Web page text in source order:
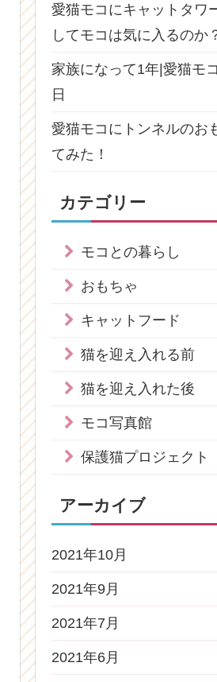
愛猫モコにキャットタワ
してモコは気に入るのか
家族になって1年|愛猫モ
日
愛猫モコにトンネルのお
てみた！
カテゴリー
モコとの暮らし
おもちゃ
キャットフード
猫を迎え入れる前
猫を迎え入れた後
モコ写真館
保護猫プロジェクト
アーカイブ
2021年10月
2021年9月
2021年7月
2021年6月